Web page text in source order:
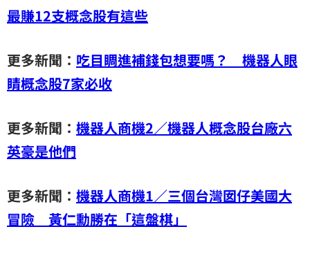
最賺12支概念股有這些
更多新聞： 吃目睭進補錢包想要嗎？ 機器人眼
睛概念股7家必收
更多新聞： 機器人商機2／機器人概念股台廠六
英豪是他們
更多新聞： 機器人商機1／三個台灣囡仔美國大
冒險 黃仁勳勝在「這盤棋」